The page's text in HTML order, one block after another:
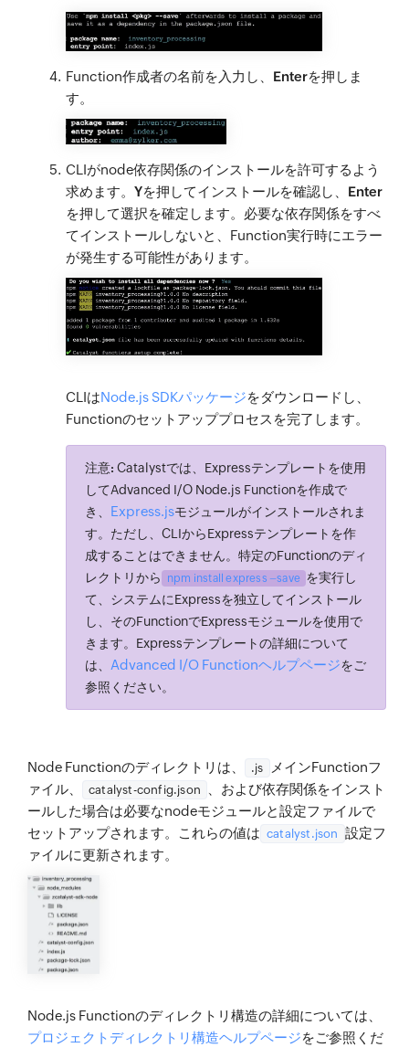
Function作成者の名前を入力し、 Enterを押しま
す。
CLIがnode依存関係のインストールを許可するよう
求めます。 Yを押してインストールを確認し、 Enter
を押して選択を確定します。必要な依存関係をすべ
てインストールしないと、Function実行時にエラー
が発生する可能性があります。
CLIはNode.js SDKパッケージをダウンロードし、
Functionのセットアッププロセスを完了します。
注意: Catalystでは、Expressテンプレートを使用
してAdvanced I/O Node.js Functionを作成で
き、 Express.jsモジュールがインストールされま
す。ただし、CLIからExpressテンプレートを作
成することはできません。特定のFunctionのディ
レクトリから
npm install express –save を実行し
て、システムにExpressを独立してインストール
し、そのFunctionでExpressモジュールを使用で
きます。Expressテンプレートの詳細について
は、 Advanced I/O Functionヘルプページをご
参照ください。
Node Functionのディレクトリは、 .js
メインFunctionフ
ァイル、
catalyst-config.json
、および依存関係をインスト
ールした場合は必要なnodeモジュールと設定ファイルで
セットアップされます。これらの値は catalyst.json 設定フ
ァイルに更新されます。
Node.js Functionのディレクトリ構造の詳細については、
プロジェクトディレクトリ構造ヘルプページをご参照くだ